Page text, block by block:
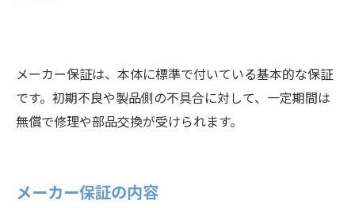
メーカー保証は、本体に標準で付いている基本的な保証
です。初期不良や製品側の不具合に対して、一定期間は
無償で修理や部品交換が受けられます。
メーカー保証の内容